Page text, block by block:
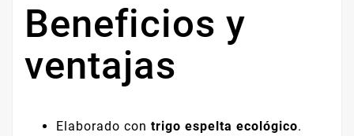
Beneficios y
ventajas
Elaborado con trigo espelta ecológico.